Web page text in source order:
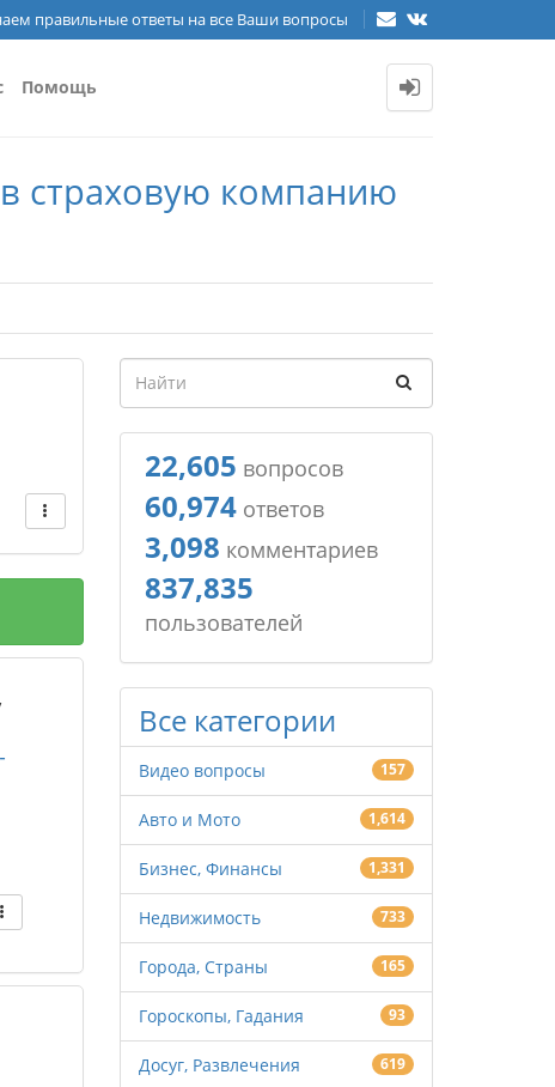
правильные ответы на все Ваши вопросы
Помощь
страховую компанию
22,605 вопросов
60,974ответов
3,098 комментариев
837,835
пользователей
Все категории
Видео вопросы 157
Авто и Мото 1,614
Бизнес, Финансы 1,331
Недвижимость 733
Города, Страны 165
Гороскопы, Гадания 93
Досуг, Развлечения 619